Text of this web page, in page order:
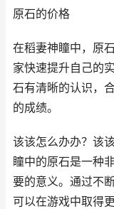
原石的价格
在稻妻神瞳中，原
家快速提升自己的
石有清晰的认识，
的成绩。
该该怎么办办？该
瞳中的原石是一种
要的意义。通过不
可以在游戏中取得